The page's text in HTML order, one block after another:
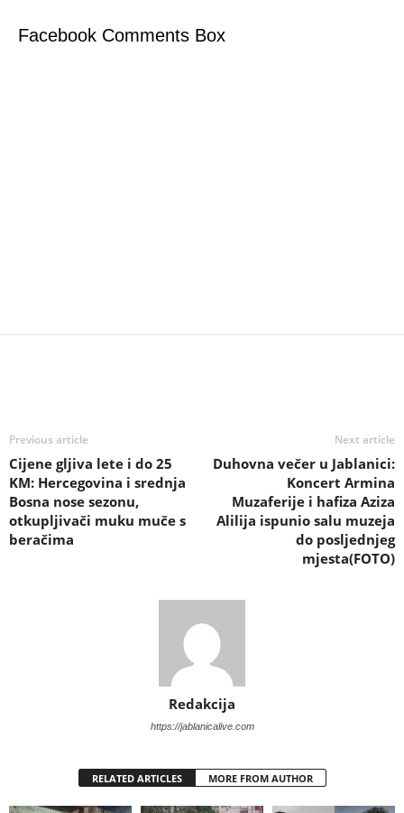
Facebook Comments Box
Previous article
Cijene gljiva lete i do 25
KM: Hercegovina i srednja
Bosna nose sezonu,
otkupljivači muku muče s
beračima
Next article
Duhovna večer u Jablanici:
Koncert Armina
Muzaferije i hafiza Aziza
Alilija ispunio salu muzeja
do posljednjeg
mjesta(FOTO)
Redakcija
https://jablanicalive.com
RELATED ARTICLES MORE FROM AUTHOR